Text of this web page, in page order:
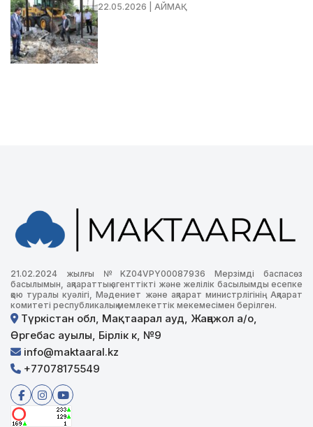
22.05.2026 | АЙМАҚ
21.02.2024 жылғы №KZ04VPY00087936 Мерзімді баспасөз
басылымын, ақпараттық агенттікті және желілік басылымды есепке
қою туралы куәлігі, Мәдениет және ақпарат министрлігінің Ақпарат
комитеті республикалық мемлекеттік мекемесімен берілген.
Түркістан обл, Мақтаарал ауд, Жаңажол а/о,
Өргебас ауылы, Бірлік к, №9
info@maktaaral.kz
+77078175549